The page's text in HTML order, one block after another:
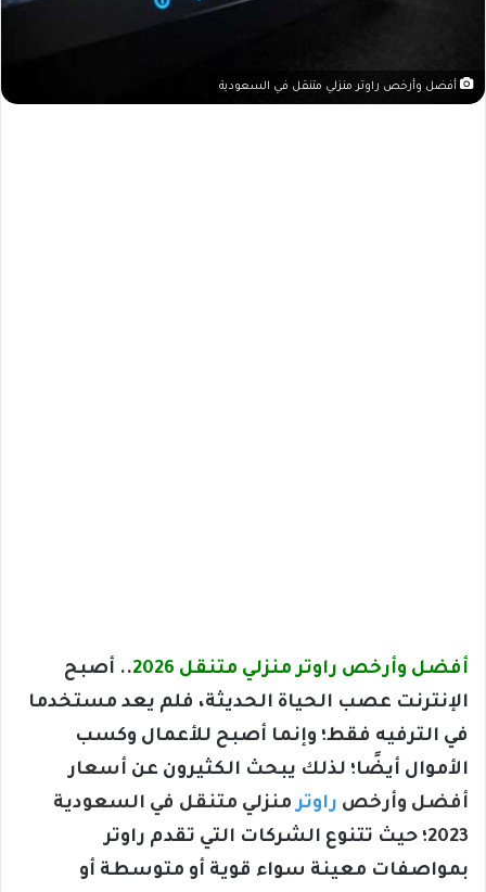
أفضل وأرخص راوتر منزلي متنقل في السعودية
أفضل وأرخص راوتر منزلي متنقل 2026
.. أصبح
الإنترنت عصب الحياة الحديثة، فلم يعد مستخدما
في الترفيه فقط؛ وإنما أصبح للأعمال وكسب
الأموال أيضًا؛ لذلك يبحث الكثيرون عن أسعار
أفضل وأرخص راوترمنزلي متنقل في السعودية
2023؛ حيث تتنوع الشركات التي تقدم راوتر
بمواصفات معينة سواء قوية أو متوسطة أو